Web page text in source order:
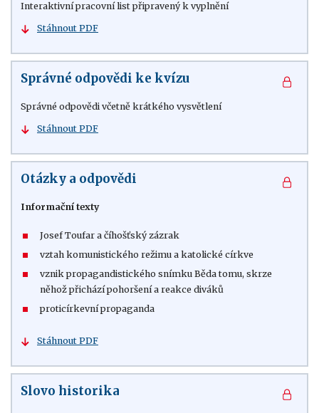
Interaktivní pracovní list připravený k vyplnění
Stáhnout PDF
Správné odpovědi ke kvízu
Správné odpovědi včetně krátkého vysvětlení
Stáhnout PDF
Otázky a odpovědi
Informační texty
Josef Toufar a číhošťský zázrak
vztah komunistického režimu a katolické církve
vznik propagandistického snímku Běda tomu, skrze
něhož přichází pohoršení a reakce diváků
proticírkevní propaganda
Stáhnout PDF
Slovo historika